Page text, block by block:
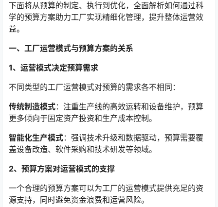
下面将从预算的制定、执行到优化，全面解析如何通过科
学的预算方案助力工厂实现精细化管理，提升整体运营效
益。
一、工厂运营模式与预算方案的关系
1、运营模式决定预算需求
不同类型的工厂运营模式对预算的需求各不相同：
传统制造模式：注重生产线的高效运转和设备维护，预算
更多倾向于固定资产投资和生产成本控制。
智能化生产模式：强调技术升级和数据驱动，预算需要覆
盖设备改造、软件采购和技术研发等领域。
2、预算方案对运营模式的支撑
一个合理的预算方案可以为工厂的运营模式提供充足的资
源支持，同时避免资金浪费和运营风险。